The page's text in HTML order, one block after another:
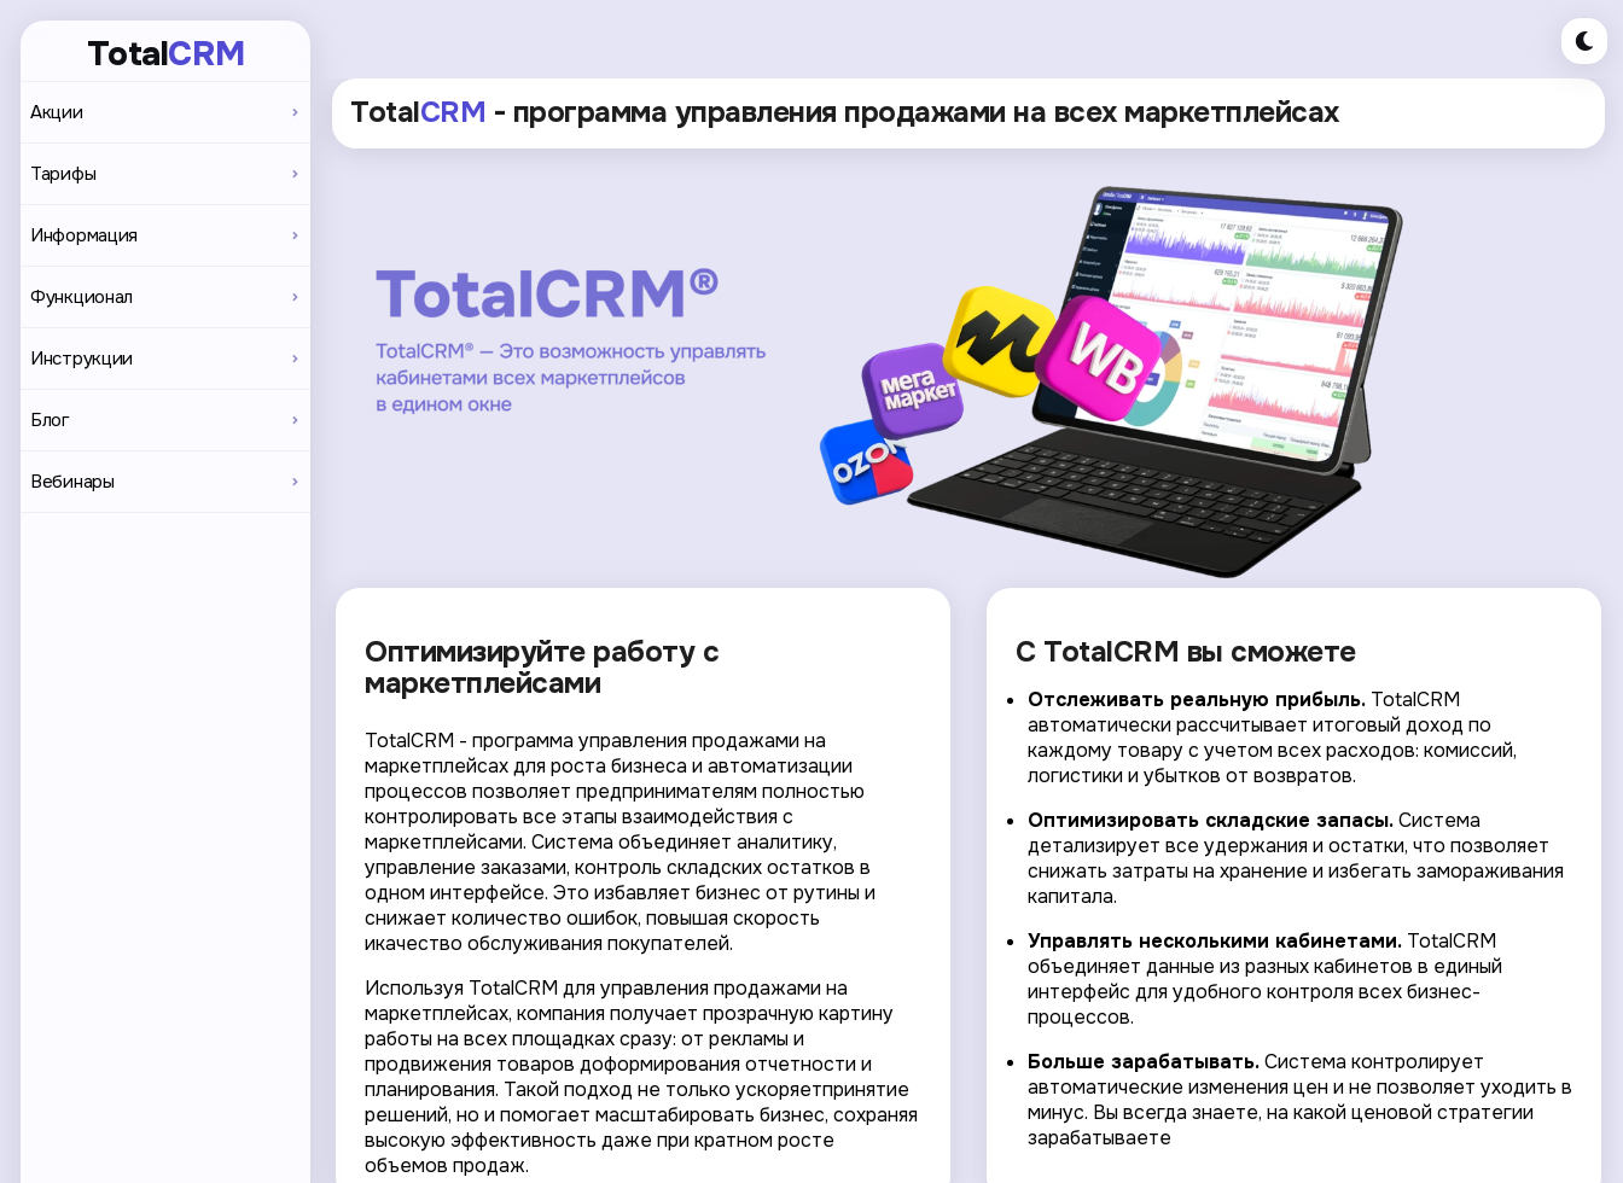
TotalCRM
Акции
Тарифы
Информация
Функционал
Инструкции
Блог
Вебинары
TotalCRM - программа управления продажами на всех маркетплейсах
Оптимизируйте работу с
маркетплейсами
TotalCRM - программа управления продажами на
маркетплейсах для роста бизнеса и автоматизации
процессов позволяет предпринимателям полностью
контролировать все этапы взаимодействия с
маркетплейсами. Система объединяет аналитику,
управление заказами, контроль складских остатков в
одном интерфейсе. Это избавляет бизнес от рутины и
снижает количество ошибок, повышая скорость
икачество обслуживания покупателей.
Используя TotalCRM для управления продажами на
маркетплейсах, компания получает прозрачную картину
работы на всех площадках сразу: от рекламы и
продвижения товаров доформирования отчетности и
планирования. Такой подход не только ускоряетпринятие
решений, но и помогает масштабировать бизнес, сохраняя
высокую эффективность даже при кратном росте
объемов продаж.
С TotalCRM вы сможете
Отслеживать реальную прибыль. TotalCRM
автоматически рассчитывает итоговый доход по
каждому товару с учетом всех расходов: комиссий,
логистики и убытков от возвратов.
Оптимизировать складские запасы.Система
детализирует все удержания и остатки, что позволяет
снижать затраты на хранение и избегать замораживания
капитала.
Управлять несколькими кабинетами. TotalCRM
объединяет данные из разных кабинетов в единый
интерфейс для удобного контроля всех бизнес-
процессов.
Больше зарабатывать.Система контролирует
автоматические изменения цен и не позволяет уходить в
минус. Вы всегда знаете, на какой ценовой стратегии
зарабатываете